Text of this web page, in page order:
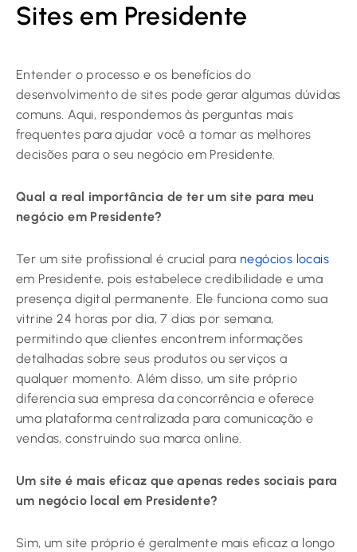
Sites em Presidente
Entender o processo e os benefícios do
desenvolvimento de sites pode gerar algumas dúvidas
comuns. Aqui, respondemos às perguntas mais
frequentes para ajudar você a tomar as melhores
decisões para o seu negócio em Presidente.
Qual a real importância de ter um site para meu
negócio em Presidente?
Ter um site profissional é crucial para negócios locais
em Presidente, pois estabelece credibilidade e uma
presença digital permanente. Ele funciona como sua
vitrine 24 horas por dia, 7 dias por semana,
permitindo que clientes encontrem informações
detalhadas sobre seus produtos ou serviços a
qualquer momento. Além disso, um site próprio
diferencia sua empresa da concorrência e oferece
uma plataforma centralizada para comunicação e
vendas, construindo sua marca online.
Um site é mais eficaz que apenas redes sociais para
um negócio local em Presidente?
Sim, um site próprio é geralmente mais eficaz a longo